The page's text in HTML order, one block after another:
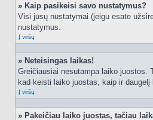
» Kaip pasikeisi savo nustatymus?
Visi jūsų nustatymai (jeigu esate
nustatymus.
Į viršų
» Neteisingas laikas!
Greičiausiai nesutampa laiko
kad keisti laiko juostas, kaip ir
Į viršų
» Pakeičiau laiko juostas, tačiau